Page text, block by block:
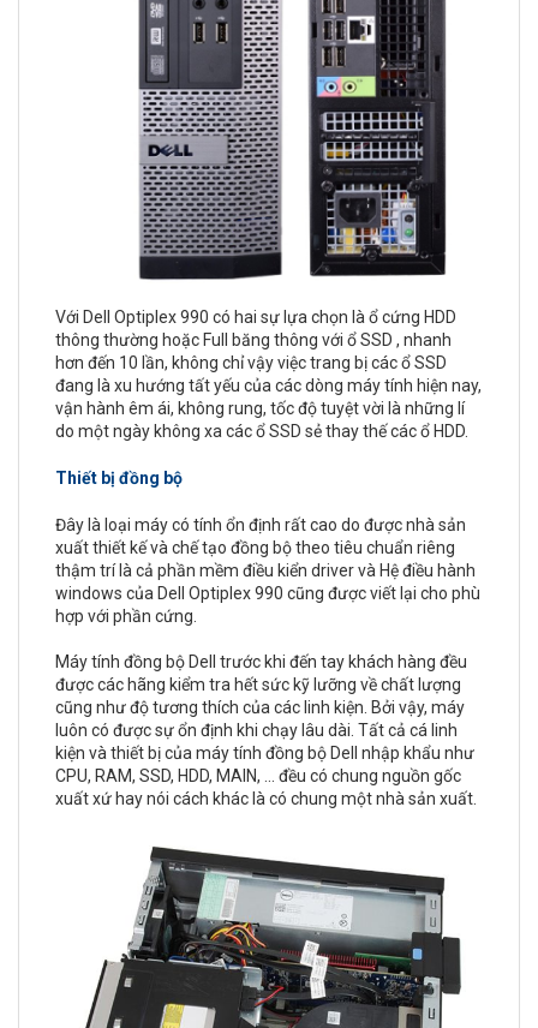
Với Dell Optiplex 990 có hai sự lựa chọn là ổ cứng HDD
thông thường hoặc Full băng thông với ổ SSD , nhanh
hơn đến 10 lần, không chỉ vậy việc trang bị các ổ SSD
đang là xu hướng tất yếu của các dòng máy tính hiện nay,
vận hành êm ái, không rung, tốc độ tuyệt vời là những lí
do một ngày không xa các ổ SSD sẻ thay thế các ổ HDD.
Thiết bị đồng bộ
Đây là loại máy có tính ổn định rất cao do được nhà sản
xuất thiết kế và chế tạo đồng bộ theo tiêu chuẩn riêng
thậm trí là cả phần mềm điều kiển driver và Hệ điều hành
windows của Dell Optiplex 990 cũng được viết lại cho phù
hợp với phần cứng.
Máy tính đồng bộ Dell trước khi đến tay khách hàng đều
được các hãng kiểm tra hết sức kỹ lưỡng về chất lượng
cũng như độ tương thích của các linh kiện. Bởi vậy, máy
luôn có được sự ổn định khi chạy lâu dài. Tất cả cá linh
kiện và thiết bị của máy tính đồng bộ Dell nhập khẩu như
CPU, RAM, SSD, HDD, MAIN, ... đều có chung nguồn gốc
xuất xứ hay nói cách khác là có chung một nhà sản xuất.